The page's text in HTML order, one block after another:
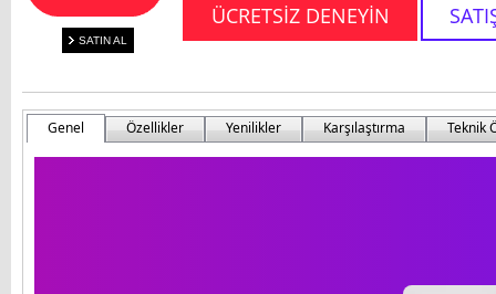
SATIN AL
ÜCRETSİZ DENEYİN
Genel Özellikler Yenilikler Karşılaştırma Teknik